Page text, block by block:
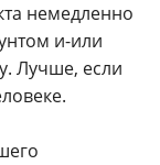
немедленно
и-или
Лучше, если